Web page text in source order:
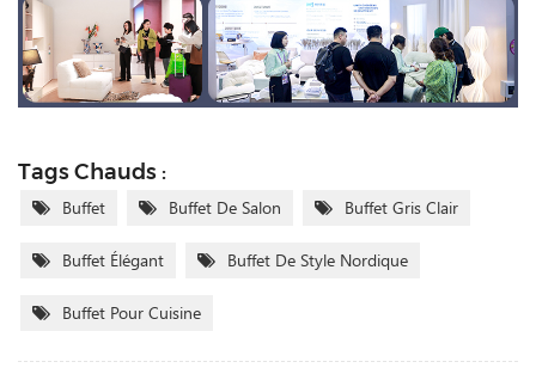
Tags Chauds :
Buffet Buffet De Salon Buffet Gris Clair
Buffet Élégant Buffet De Style Nordique
Buffet Pour Cuisine